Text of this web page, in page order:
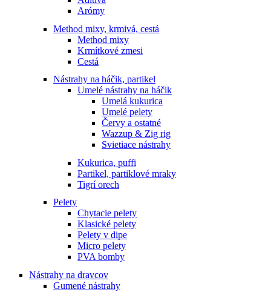
Arómy
Method mixy, krmivá, cestá
Method mixy
Krmítkové zmesi
Cestá
Nástrahy na háčik, partikel
Umelé nástrahy na háčik
Umelá kukurica
Umelé pelety
Červy a ostatné
Wazzup & Zig rig
Svietiace nástrahy
Kukurica, puffi
Partikel, partiklové mraky
Tigrí orech
Pelety
Chytacie pelety
Klasické pelety
Pelety v dipe
Micro pelety
PVA bomby
Nástrahy na dravcov
Gumené nástrahy